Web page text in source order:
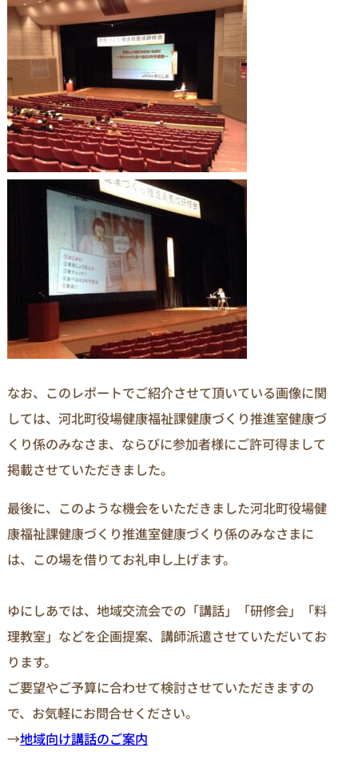
なお、このレポートでご紹介させて頂いている画像に関
しては、河北町役場健康福祉課健康づくり推進室健康づ
くり係のみなさま、ならびに参加者様にご許可得まして
掲載させていただきました。
最後に、このような機会をいただきました河北町役場健
康福祉課健康づくり推進室健康づくり係のみなさまに
は、この場を借りてお礼申し上げます。
ゆにしあでは、地域交流会での「講話」「研修会」「料
理教室」などを企画提案、講師派遣させていただいてお
ります。
ご要望やご予算に合わせて検討させていただきますの
で、お気軽にお問合せください。
→地域向け講話のご案内